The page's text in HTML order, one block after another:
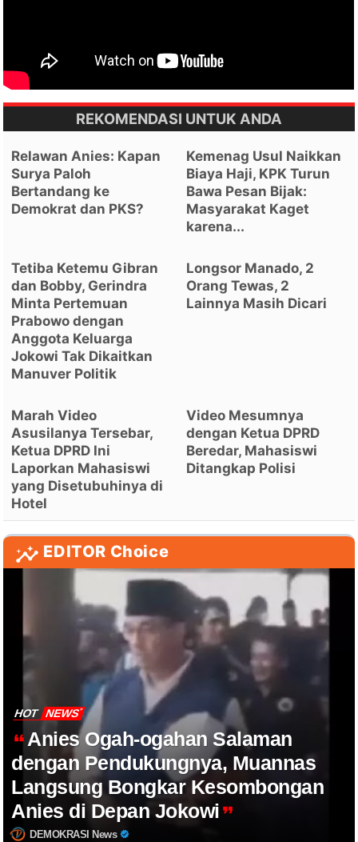
REKOMENDASI UNTUK ANDA
Relawan Anies: Kapan
Surya Paloh
Bertandang ke
Demokrat dan PKS?
Kemenag Usul Naikkan
Biaya Haji, KPK Turun
Bawa Pesan Bijak:
Masyarakat Kaget
karena...
Tetiba Ketemu Gibran
dan Bobby, Gerindra
Minta Pertemuan
Prabowo dengan
Anggota Keluarga
Jokowi Tak Dikaitkan
Manuver Politik
Longsor Manado, 2
Orang Tewas, 2
Lainnya Masih Dicari
Marah Video
Asusilanya Tersebar,
Ketua DPRD Ini
Laporkan Mahasiswi
yang Disetubuhinya di
Hotel
Video Mesumnya
dengan Ketua DPRD
Beredar, Mahasiswi
Ditangkap Polisi
EDITOR Choice
HOT NEWS
Anies Ogah-ogahan Salaman
dengan Pendukungnya, Muannas
Langsung Bongkar Kesombongan
Anies di Depan Jokowi
DEMOKRASI News